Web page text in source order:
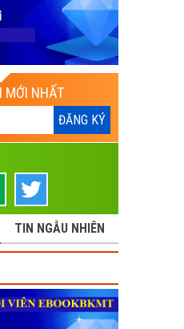
MỚI NHẤT
TIN NGẪU NHIÊN